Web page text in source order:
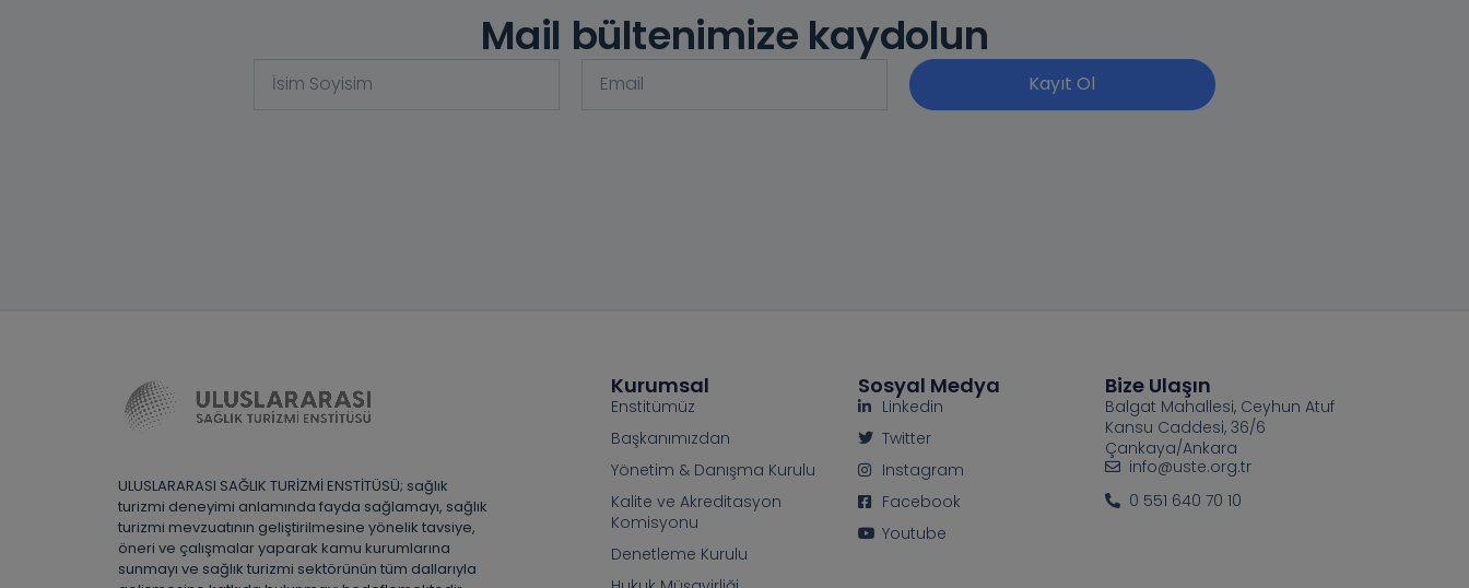
Mail bültenimize kaydolun
Kayıt Ol
ULUSLARARASI SAĞLIK TURİZMİ ENSTİTÜSÜ; sağlık
turizmi deneyimi anlamında fayda sağlamayı, sağlık
turizmi mevzuatının geliştirilmesine yönelik tavsiye,
öneri ve çalışmalar yaparak kamu kurumlarına
sunmayı ve sağlık turizmi sektörünün tüm dallarıyla
Kurumsal
Enstitümüz
Başkanımızdan
Yönetim & Danışma Kurulu
Kalite ve Akreditasyon
Komisyonu
Denetleme Kurulu
Sosyal Medya
Linkedin
Twitter
Instagram
Facebook
Youtube
Bize Ulaşın
Balgat Mahallesi, Ceyhun Atuf
Kansu Caddesi, 36/6
Çankaya/Ankara
info@uste.org.tr
0 551 640 70 10